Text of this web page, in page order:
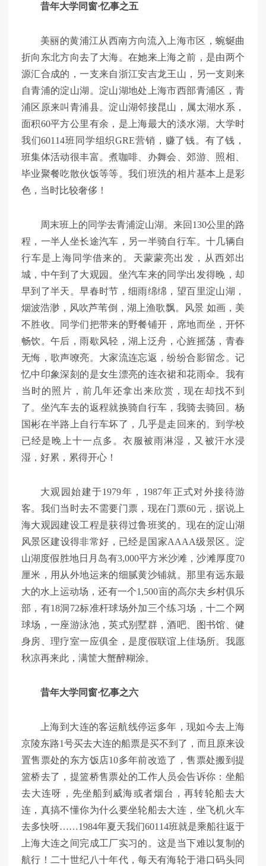
昔年大学同窗·忆事之五
美丽的黄浦江从西南方向流入上海市区，蜿蜒曲
折向东北方向去了大海。在她来上海之前，是由两个
源汇合成的，一支来自浙江安吉龙王山，另一支则来
自青浦的淀山湖。淀山湖地处上海市西部青浦区，青
浦区原来叫青浦县。淀山湖邻接昆山，属太湖水系，
面积60平方公里有余，是上海最大的淡水湖。大学时
我们60114班同学组织GRE营销，赚了钱。有了钱，
班集体活动很丰富。煮咖啡、办舞会、郊游、照相、
毕业聚餐吃散伙饭等等。我们班洗的相片基本上是彩
色，当时比较奢侈！
周末班上的同学去青浦淀山湖。来回130公里的路
程，一半人坐长途汽车，另一半骑自行车。十几辆自
行车是上海同学借来的。天蒙蒙亮出发，从西郊出
城，中午到了大观园。坐汽车来的同学出发得晚，却
早到了半天。早春时节，细雨绵绵，望百里淀山湖，
烟波浩渺，风吹芦苇倒，湖上渔歌飘。风景 如画，美
不胜收。同学们把带来的野餐铺开，席地而坐，开怀
畅饮。午后，雨歇风轻，湖上泛舟，心旌摇荡，青春
无悔，歌声嘹亮。大家流连忘返，纷纷合影留念。记
忆中印象深刻的是女生漂亮的连衣裙和花雨伞。我有
当时的照片，前几年还拿出来欣赏，现在却找不到
了。坐汽车去的返程就换骑自行车，我骑去骑回。杨
国彬在半路上自行车坏了，几乎是走回来的。到学校
已经是晚上十一点多。衣服被雨淋湿，又被汗水浸
湿，好累，累得开心！
大观园始建于1979年，1987年正式对外接待游
客。我们当时去不需要门票，现在门票60元，据说上
海大观园建设工程是获得过鲁班奖的。现在的淀山湖
风景区建设得非常好，已经是国家AAAA级景区。淀
山湖度假胜地日月岛有3,000平方米沙滩，沙滩厚度70
厘米，用从外地运来的细腻黄沙铺就。那里有远东最
大的水上运动场，还有一个1,500亩的高尔夫乡村俱乐
部，有18洞72标准杆球场外加三个练习场，十二个网
球场，一座游泳池，英式别墅群，酒吧、图书馆、健
身房、理疗室一应俱全，是度假联谊上佳场所。我愿
秋凉再来此，满筐大蟹醉糊涂。
昔年大学同窗·忆事之六
上海到大连的客运航线停运多年，现如今去上海
京陵东路1号买去大连的船票是买不到了，而且原来设
置售票处的东方饭店10多年前改造了，售票处搬到提
篮桥去了，提篮桥售票处的工作人员会告诉你：坐船
去大连呀，先坐船到威海或者烟台，再转轮船去大
连，真搞不懂你为什么要坐轮船去大连，坐飞机火车
去多快呀……1984年夏天我们60114班就是乘船往返于
上海大连之间完成工厂实习的。这是当下难以复制的
航行！二十世纪八十年代，每天有海轮于港口码头同